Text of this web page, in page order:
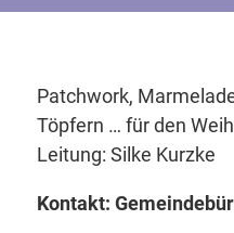
Patchwork,
Töpfern … für den
Leitung: Silke Kurzke
Kontakt: